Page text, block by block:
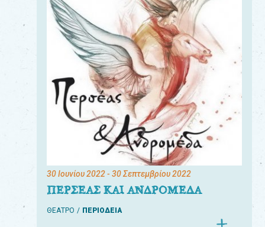
30 Ιουνίου 2022- 30 Σεπτεμβρίου 2022
ΠΕΡΣΕΑΣ ΚΑΙ ΑΝΔΡΟΜΕΔΑ
ΘΕΑΤΡΟ ΠΕΡΙΟΔΕΙΑ